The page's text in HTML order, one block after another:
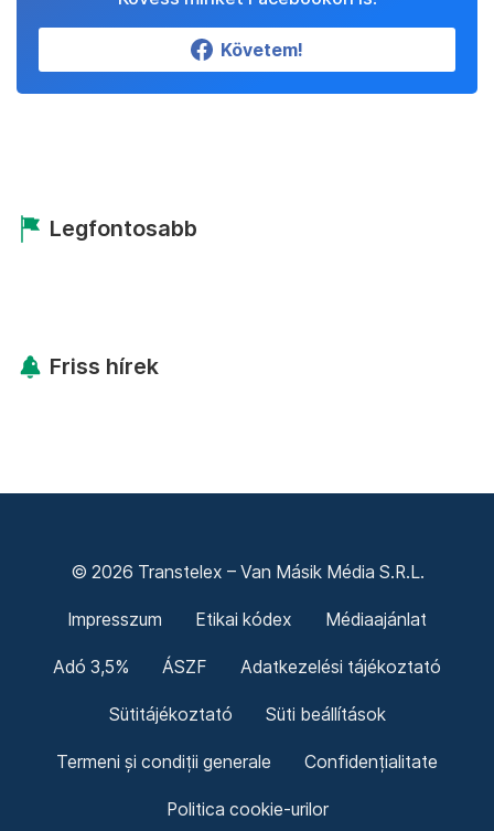
Követem!
Legfontosabb
Friss hírek
© 2026 Transtelex – Van Másik Média S.R.L.
Impresszum Etikai kódex Médiaajánlat
Adó 3,5% ÁSZF Adatkezelési tájékoztató
Sütitájékoztató Süti beállítások
Termeni și condiții generale Confidențialitate
Politica cookie-urilor